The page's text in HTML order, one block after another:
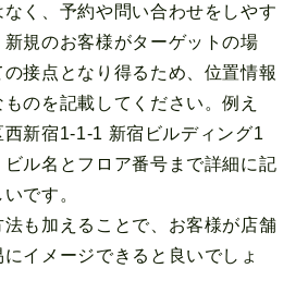
く、予約や問い合わせをしやす
新規のお客様がターゲットの場
接点となり得るため、位置情報
のを記載してください。例え
新宿1-1-1 新宿ビルディング1
ル名とフロア番号まで詳細に記
です。
も加えることで、お客様が店舗
イメージできると良いでしょ